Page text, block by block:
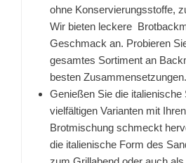
ohne Konservierungsstoffe,
Wir bieten leckere
Geschmack an. Probieren
gesamtes Sortiment an
besten Zusammensetzungen.
Genießen Sie die italienische
vielfältigen Varianten mit
Brotmischung schmeckt
die italienische Form des